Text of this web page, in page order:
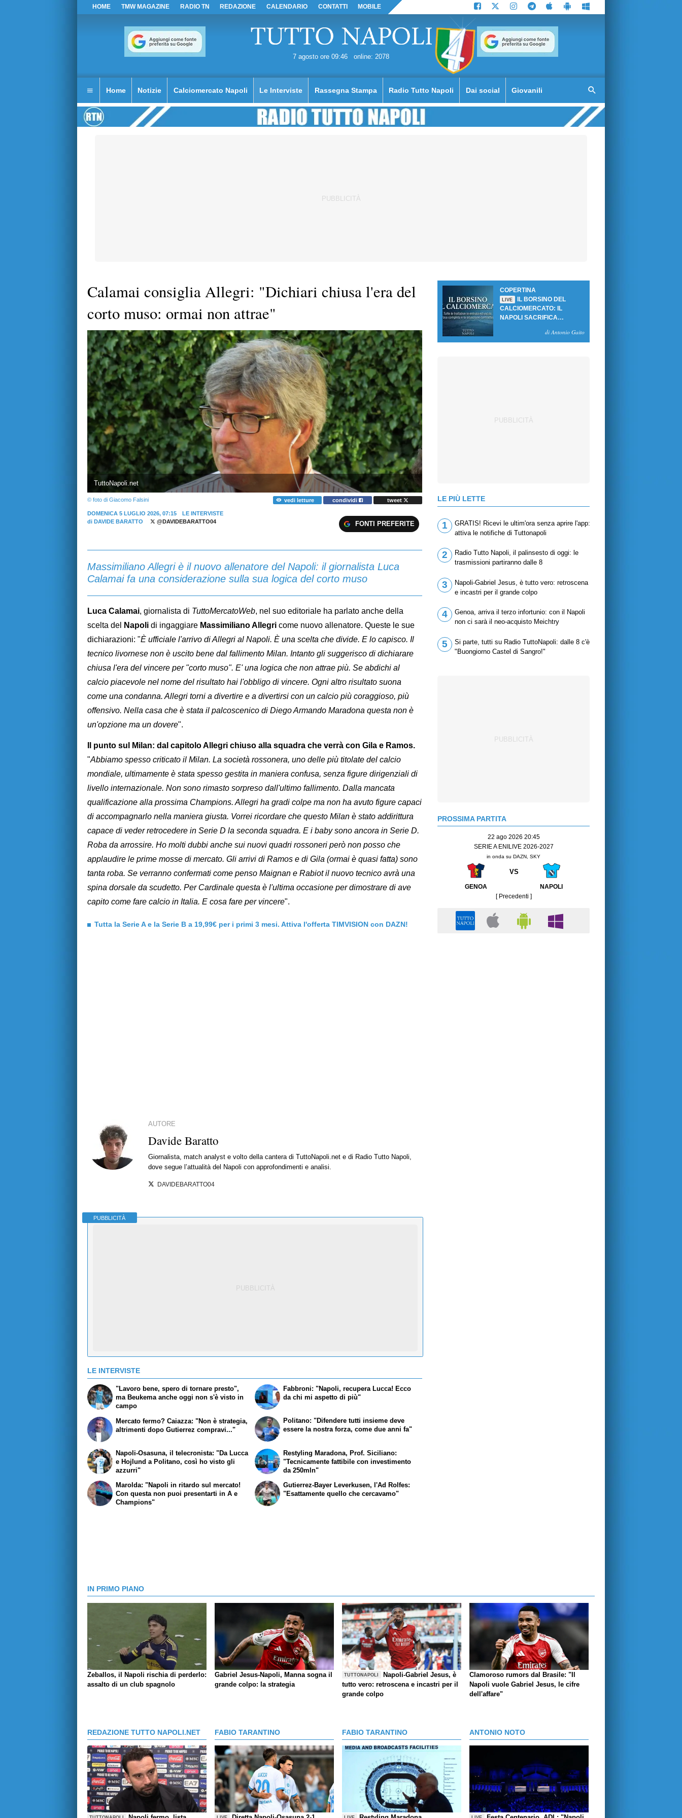
HOME TMW MAGAZINE RADIO TN REDAZIONE CALENDARIO CONTATTI MOBILE
7 agosto ore 09:46 online: 2078
Home Notizie Calciomercato Napoli Le Interviste Rassegna Stampa Radio Tutto Napoli Dai social Giovanili
Calamai consiglia Allegri: "Dichiari chiusa l'era del
corto muso: ormai non attrae"
TuttoNapoli.net
© foto di Giacomo Falsini vedi letture condividi tweet
DOMENICA 5 LUGLIO 2026, 07:15
LE INTERVISTE
di DAVIDE BARATTO @DAVIDEBARATTO04 FONTI PREFERITE
Massimiliano Allegri è il nuovo allenatore del Napoli: il giornalista Luca
Calamai fa una considerazione sulla sua logica del corto muso
Luca Calamai, giornalista di TuttoMercatoWeb, nel suo editoriale ha parlato anche della
scelta del
Napoli di ingaggiare Massimiliano Allegri come nuovo allenatore. Queste le sue
dichiarazioni: "È ufficiale l'arrivo di Allegri al Napoli. È una scelta che divide. E lo capisco. Il
tecnico livornese non è uscito bene dal fallimento Milan. Intanto gli suggerisco di dichiarare
chiusa l'era del vincere per "corto muso". E' una logica che non attrae più. Se abdichi al
calcio piacevole nel nome del risultato hai l'obbligo di vincere. Ogni altro risultato suona
come una condanna. Allegri torni a divertire e a divertirsi con un calcio più coraggioso, più
offensivo. Nella casa che è stata il palcoscenico di Diego Armando Maradona questa non è
un'opzione ma un dovere".
Il punto sul Milan: dal capitolo Allegri chiuso alla squadra che verrà con Gila e Ramos.
"Abbiamo spesso criticato il Milan. La società rossonera, uno delle più titolate del calcio
mondiale, ultimamente è stata spesso gestita in maniera confusa, senza figure dirigenziali di
livello internazionale. Non sono rimasto sorpreso dall'ultimo fallimento. Dalla mancata
qualificazione alla prossima Champions. Allegri ha gradi colpe ma non ha avuto figure capaci
di accompagnarlo nella maniera giusta. Vorrei ricordare che questo Milan è stato addirittura
capace di veder retrocedere in Serie D la seconda squadra. E i baby sono ancora in Serie D.
Roba da arrossire. Ho molti dubbi anche sui nuovi quadri rossoneri però non posso che
applaudire le prime mosse di mercato. Gli arrivi di Ramos e di Gila (ormai è quasi fatta) sono
tanta roba. Se verranno confermati come penso Maignan e Rabiot il nuovo tecnico avrà una
spina dorsale da scudetto. Per Cardinale questa è l'ultima occasione per dimostrare di ave
capito come fare calcio in Italia. E cosa fare per vincere".
Tutta la Serie A e la Serie B a 19,99€ per i primi 3 mesi. Attiva l'offerta TIMVISION con DAZN!
AUTORE
Davide Baratto
Giornalista, match analyst e volto della cantera di TuttoNapoli.net e di Radio Tutto Napoli,
dove segue l’attualità del Napoli con approfondimenti e analisi.
DAVIDEBARATTO04
PUBBLICITÀ
LE INTERVISTE
"Lavoro bene, spero di tornare presto",
ma Beukema anche oggi non s'è visto in
campo
Mercato fermo? Caiazza: "Non è strategia,
altrimenti dopo Gutierrez compravi..."
Fabbroni: "Napoli, recupera Lucca! Ecco
da chi mi aspetto di più"
Politano: "Difendere tutti insieme deve
essere la nostra forza, come due anni fa"
Napoli-Osasuna, il telecronista: "Da Lucca
e Hojlund a Politano, così ho visto gli
azzurri"
Marolda: "Napoli in ritardo sul mercato!
Con questa non puoi presentarti in A e
Champions"
Restyling Maradona, Prof. Siciliano:
"Tecnicamente fattibile con investimento
da 250mln"
Gutierrez-Bayer Leverkusen, l'Ad Rolfes:
"Esattamente quello che cercavamo"
COPERTINA
LIVE
IL BORSINO DEL
CALCIOMERCATO: IL
NAPOLI SACRIFICA
SBLOCCANO ARRIVIdi Antonio Gaito
LE PIÙ LETTE
1
GRATIS! Ricevi le ultim'ora senza aprire l'app:
attiva le notifiche di Tuttonapoli
2
Radio Tutto Napoli, il palinsesto di oggi: le
trasmissioni partiranno dalle 8
3
Napoli-Gabriel Jesus, è tutto vero: retroscena
e incastri per il grande colpo
4
Genoa, arriva il terzo infortunio: con il Napoli
non ci sarà il neo-acquisto Meichtry
5
Si parte, tutti su Radio TuttoNapoli: dalle 8 c'è
"Buongiorno Castel di Sangro!"
PROSSIMA PARTITA
22 ago 2026 20:45
SERIE A ENILIVE 2026-2027
in onda su DAZN, SKY
VS
GENOA
NAPOLI
[ Precedenti ]
IN PRIMO PIANO
Zeballos, il Napoli rischia di perderlo:
assalto di un club spagnolo
Gabriel Jesus-Napoli, Manna sogna il
grande colpo: la strategia
TUTTONAPOLI
Napoli-Gabriel Jesus, è
tutto vero: retroscena e incastri per il
grande colpo
Clamoroso rumors dal Brasile: "Il
Napoli vuole Gabriel Jesus, le cifre
dell'affare"
REDAZIONE TUTTO NAPOLI.NET FABIO TARANTINO FABIO TARANTINO ANTONIO NOTO